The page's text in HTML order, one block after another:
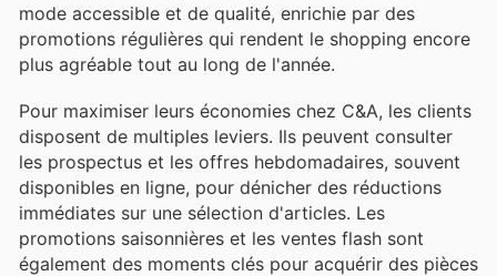
mode accessible et de qualité, enrichie par des
promotions régulières qui rendent le shopping encore
plus agréable tout au long de l'année.
Pour maximiser leurs économies chez C&A, les clients
disposent de multiples leviers. Ils peuvent consulter
les prospectus et les offres hebdomadaires, souvent
disponibles en ligne, pour dénicher des réductions
immédiates sur une sélection d'articles. Les
promotions saisonnières et les ventes flash sont
également des moments clés pour acquérir des pièces